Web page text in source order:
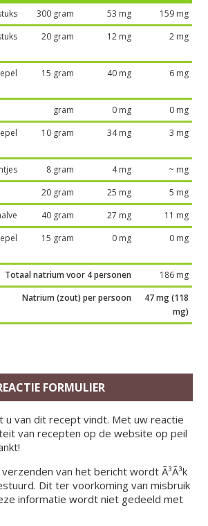
300 gram 53 mg
159 mg
20 gram 12 mg 2 mg
15 gram 40 mg 6 mg
gram 0 mg
0 mg
10 gram 34 mg 3 mg
8 gram 4 mg
~ mg
20 gram 25 mg
5 mg
40 gram 27 mg
11 mg
15 gram 0 mg 0 mg
Totaal natrium voor 4 personen
186 mg
Natrium (zout) per persoon
47 mg (118
mg)
FORMULIER
u van dit recept vindt. Met uw reactie
van recepten op de website op peil
van het bericht wordt Ã³Ã³k
Dit ter voorkoming van misbruik
informatie wordt niet gedeeld met